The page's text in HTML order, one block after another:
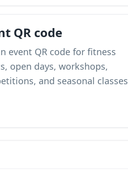
QR code
event QR code for fitness
open days, workshops,
and seasonal